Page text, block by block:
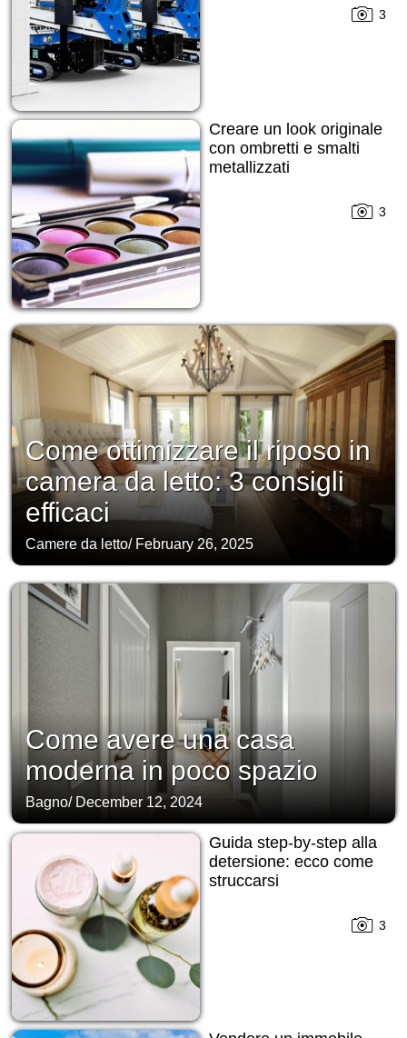
3
Creare un look originale
con ombretti e smalti
metallizzati
3
Come ottimizzare il riposo in
camera da letto: 3 consigli
efficaci
Camere da letto/ February 26, 2025
Come avere una casa
moderna in poco spazio
Bagno/ December 12, 2024
Guida step-by-step alla
detersione: ecco come
struccarsi
3